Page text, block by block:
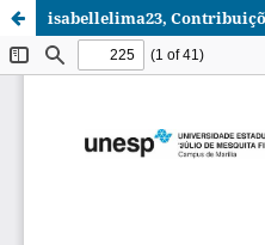
isabellelima23,